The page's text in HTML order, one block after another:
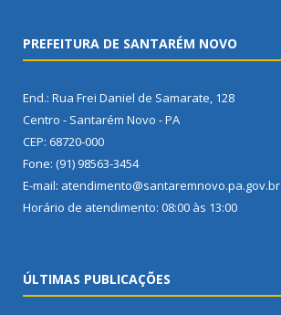
PREFEITURA DE SANTARÉM NOVO
End.: Rua Frei Daniel de Samarate, 128
Centro - Santarém Novo - PA
CEP: 68720-000
Fone: (91) 98563-3454
E-mail: atendimento@santaremnovo.pa.gov.br
Horário de atendimento: 08:00 às 13:00
ÚLTIMAS PUBLICAÇÕES